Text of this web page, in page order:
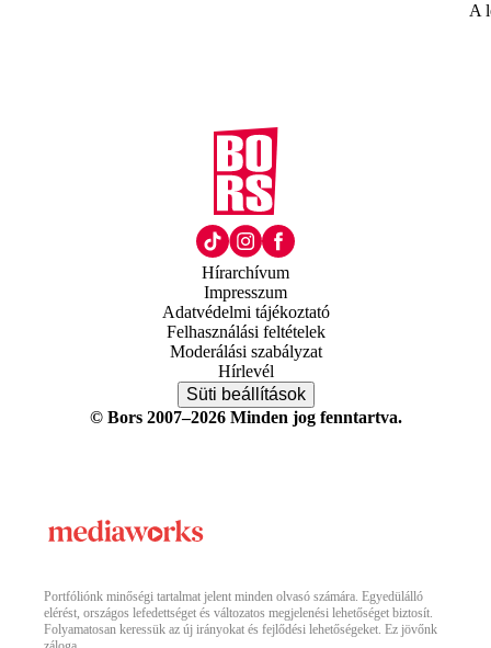
A
Hírarchívum
Impresszum
Adatvédelmi tájékoztató
Felhasználási feltételek
Moderálási szabályzat
Hírlevél
Süti beállítások
© Bors 2007–2026 Minden jog fenntartva.
Portfóliónk minőségi tartalmat jelent minden olvasó számára. Egyedülálló
elérést, országos lefedettséget és változatos megjelenési lehetőséget biztosít.
Folyamatosan keressük az új irányokat és fejlődési lehetőségeket. Ez jövőnk